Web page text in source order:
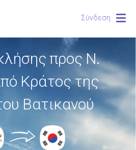
Σύνδεση
προς Ν.
Κράτος της
Βατικανού